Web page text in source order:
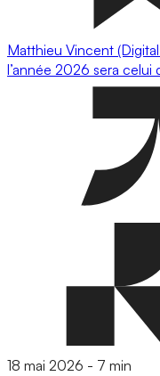
Matthieu Vincent
l’année 2026 sera celui
18 mai 2026 - 7 min